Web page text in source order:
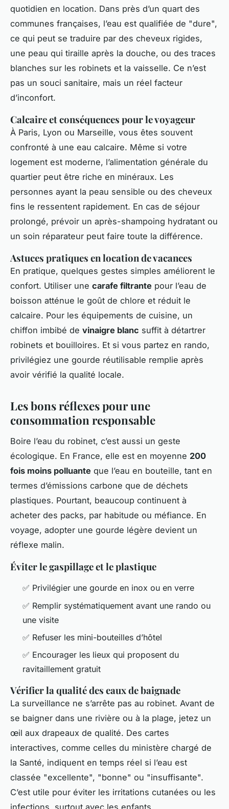
quotidien en location. Dans près d’un quart des
communes françaises, l’eau est qualifiée de "dure",
ce qui peut se traduire par des cheveux rigides,
une peau qui tiraille après la douche, ou des traces
blanches sur les robinets et la vaisselle. Ce n’est
pas un souci sanitaire, mais un réel facteur
d’inconfort.
Calcaire et conséquences pour le voyageur
À Paris, Lyon ou Marseille, vous êtes souvent
confronté à une eau calcaire. Même si votre
logement est moderne, l’alimentation générale du
quartier peut être riche en minéraux. Les
personnes ayant la peau sensible ou des cheveux
fins le ressentent rapidement. En cas de séjour
prolongé, prévoir un après-shampoing hydratant ou
un soin réparateur peut faire toute la différence.
Astuces pratiques en location de vacances
En pratique, quelques gestes simples améliorent le
confort. Utiliser une carafe filtrante pour l’eau de
boisson atténue le goût de chlore et réduit le
calcaire. Pour les équipements de cuisine, un
chiffon imbibé de vinaigre blanc suffit à détartrer
robinets et bouilloires. Et si vous partez en rando,
privilégiez une gourde réutilisable remplie après
avoir vérifié la qualité locale.
Les bons réflexes pour une
consommation responsable
Boire l’eau du robinet, c’est aussi un geste
écologique. En France, elle est en moyenne 200
fois moins polluante que l’eau en bouteille, tant en
termes d’émissions carbone que de déchets
plastiques. Pourtant, beaucoup continuent à
acheter des packs, par habitude ou méfiance. En
voyage, adopter une gourde légère devient un
réflexe malin.
Éviter le gaspillage et le plastique
✅ Privilégier une gourde en inox ou en verre
✅ Remplir systématiquement avant une rando ou
une visite
✅ Refuser les mini-bouteilles d’hôtel
✅ Encourager les lieux qui proposent du
ravitaillement gratuit
Vérifier la qualité des eaux de baignade
La surveillance ne s’arrête pas au robinet. Avant de
se baigner dans une rivière ou à la plage, jetez un
œil aux drapeaux de qualité. Des cartes
interactives, comme celles du ministère chargé de
la Santé, indiquent en temps réel si l’eau est
classée "excellente", "bonne" ou "insuffisante".
C’est utile pour éviter les irritations cutanées ou les